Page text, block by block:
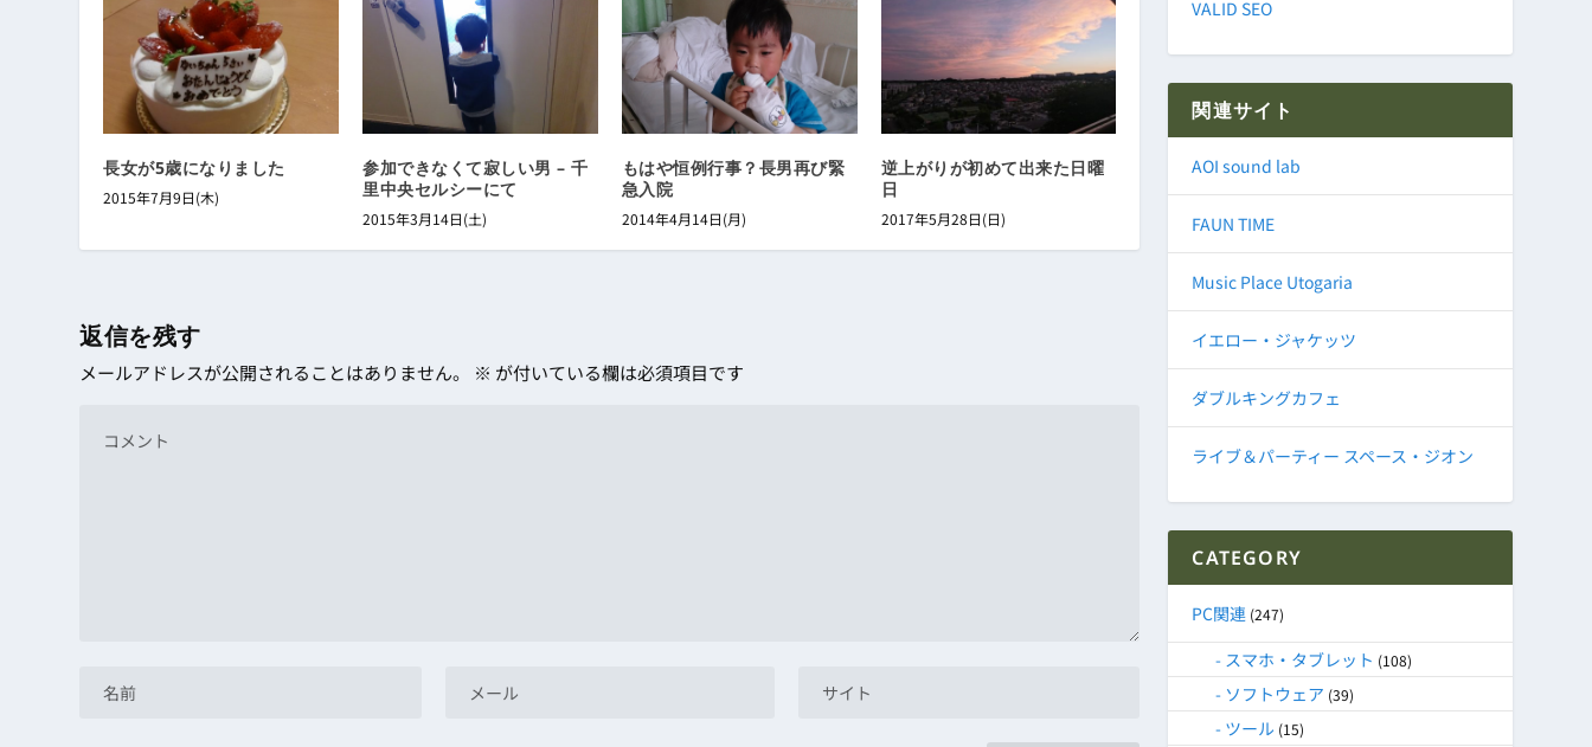
長女が5歳になりました
2015年7月9日(木)
参加できなくて寂しい男 – 千
里中央セルシーにて
2015年3月14日(土)
もはや恒例行事？長男再び緊
急入院
2014年4月14日(月)
逆上がりが初めて出来た日曜
日
2017年5月28日(日)
返信を残す
メールアドレスが公開されることはありません。 ※ が付いている欄は必須項目です
VALID SEO
関連サイト
AOI sound lab
FAUN TIME
Music Place Utogaria
イエロー・ジャケッツ
ダブルキングカフェ
ライブ＆パーティー スペース・ジオン
CATEGORY
PC関連 (247)
スマホ・タブレット (108)
ソフトウェア (39)
ツール (15)